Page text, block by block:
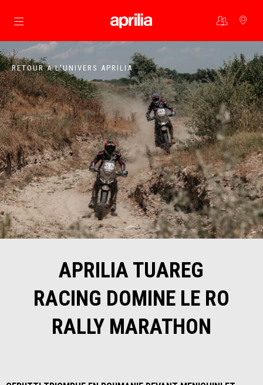
Aller au contenu principal
RETOUR À L'UNIVERS APRILIA
APRILIA TUAREG
RACING DOMINE LE RO
RALLY MARATHON